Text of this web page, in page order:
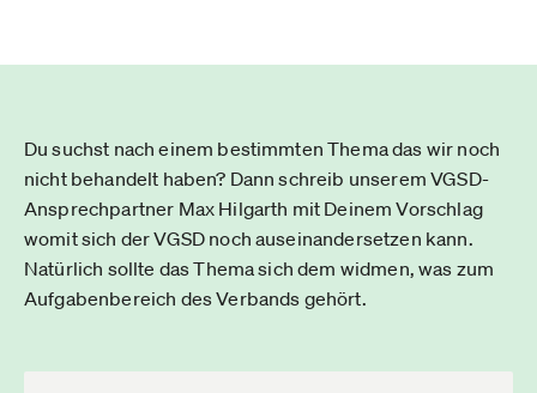
Du suchst nach einem bestimmten Thema das wir noch
nicht behandelt haben? Dann schreib unserem VGSD-
Ansprechpartner Max Hilgarth mit Deinem Vorschlag
womit sich der VGSD noch auseinandersetzen kann.
Natürlich sollte das Thema sich dem widmen, was zum
Aufgabenbereich des Verbands gehört.